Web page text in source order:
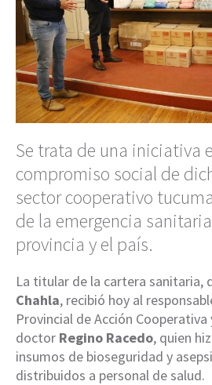
Se trata de una iniciativa
compromiso social de
sector cooperativo
de la emergencia
provincia y el país.
La titular de la cartera sanitaria,
Chahla, recibió hoy al
Provincial de Acción Cooperativa
doctor Regino Racedo, quien
insumos de bioseguridad y
distribuidos a personal de salud.